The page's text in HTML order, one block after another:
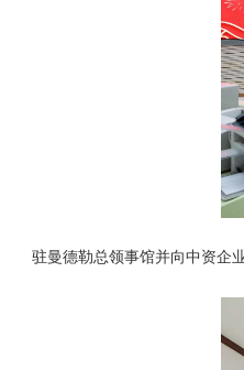
驻曼德勒总领事馆并向中资企业